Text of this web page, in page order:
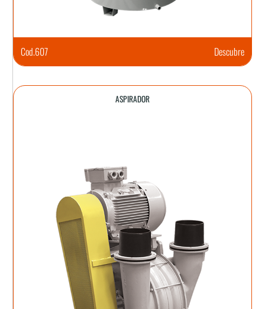
Cod.607 Descubre
ASPIRADOR